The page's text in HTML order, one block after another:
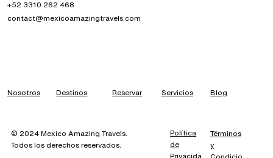
+52 3310 262 468
contact@mexicoamazingtravels.com
Nosotros Destinos Reservar Servicios Blog
© 2024 Mexico Amazing Travels.
Todos los derechos reservados.
Política
de
Privacida
Términos
y
Condicio